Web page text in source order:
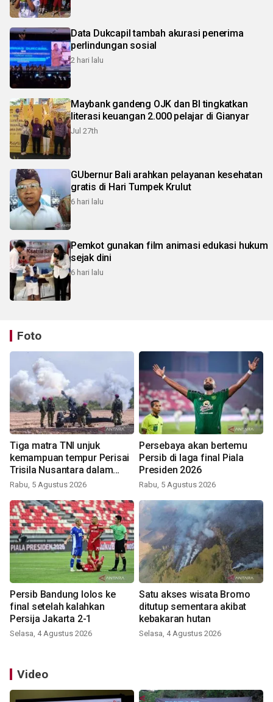
Data Dukcapil tambah akurasi penerima
perlindungan sosial
2 hari lalu
Maybank gandeng OJK dan BI tingkatkan
literasi keuangan 2.000 pelajar di Gianyar
Jul 27th
GUbernur Bali arahkan pelayanan kesehatan
gratis di Hari Tumpek Krulut
6 hari lalu
Pemkot gunakan film animasi edukasi hukum
sejak dini
6 hari lalu
Foto
Tiga matra TNI unjuk
kemampuan tempur Perisai
Trisila Nusantara dalam
latihan di Kepri
Rabu, 5 Agustus 2026
Persebaya akan bertemu
Persib di laga final Piala
Presiden 2026
Rabu, 5 Agustus 2026
Persib Bandung lolos ke
final setelah kalahkan
Persija Jakarta 2-1
Selasa, 4 Agustus 2026
Satu akses wisata Bromo
ditutup sementara akibat
kebakaran hutan
Selasa, 4 Agustus 2026
Video